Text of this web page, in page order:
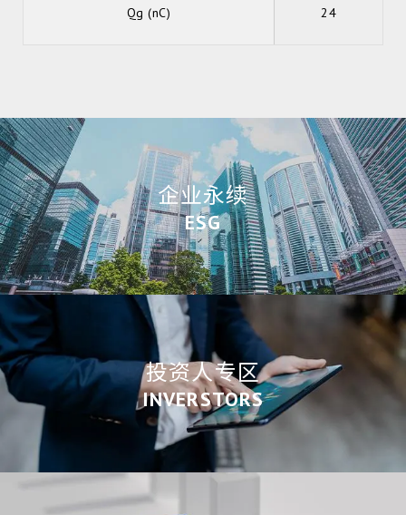
Qg (nC) 24
企业永续
ESG
投资人专区
INVERSTORS